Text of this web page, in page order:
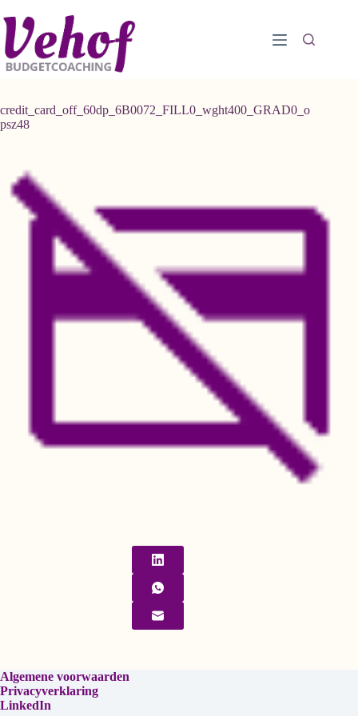
naar
de
inhoud
credit_card_off_60dp_6B0072_FILL0_wght400_GRAD0_o
psz48
Algemene voorwaarden
Privacyverklaring
LinkedIn